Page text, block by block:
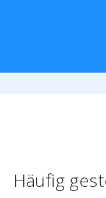
Häufig